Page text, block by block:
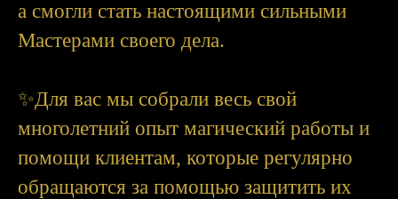
а смогли стать настоящими сильными
Мастерами своего дела.
✨Для вас мы собрали весь свой
многолетний опыт магический работы и
помощи клиентам, которые регулярно
обращаются за помощью защитить их